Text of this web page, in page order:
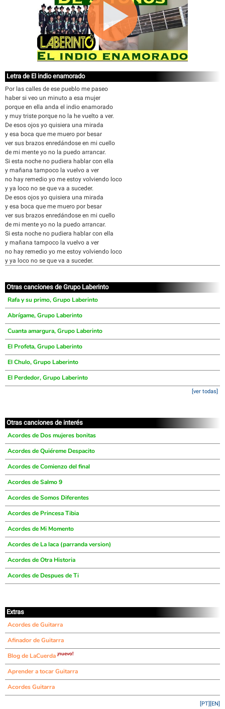
Letra de El indio enamorado
Por las calles de ese pueblo me paseo
haber si veo un minuto a esa mujer
porque en ella anda el indio enamorado
y muy triste porque no la he vuelto a ver.
De esos ojos yo quisiera una mirada
y esa boca que me muero por besar
ver sus brazos enredándose en mi cuello
de mi mente yo no la puedo arrancar.
Si esta noche no pudiera hablar con ella
y mañana tampoco la vuelvo a ver
no hay remedio yo me estoy volviendo loco
y ya loco no se que va a suceder.
De esos ojos yo quisiera una mirada
y esa boca que me muero por besar
ver sus brazos enredándose en mi cuello
de mi mente yo no la puedo arrancar.
Si esta noche no pudiera hablar con ella
y mañana tampoco la vuelvo a ver
no hay remedio yo me estoy volviendo loco
y ya loco no se que va a suceder.
Otras canciones de Grupo Laberinto
Rafa y su primo, Grupo Laberinto
Abrígame, Grupo Laberinto
Cuanta amargura, Grupo Laberinto
El Profeta, Grupo Laberinto
El Chulo, Grupo Laberinto
El Perdedor, Grupo Laberinto
[ver todas]
Otras canciones de interés
Acordes de Dos mujeres bonitas
Acordes de Quiéreme Despacito
Acordes de Comienzo del final
Acordes de Salmo 9
Acordes de Somos Diferentes
Acordes de Princesa Tibia
Acordes de Mi Momento
Acordes de La laca (parranda version)
Acordes de Otra Historia
Acordes de Despues de Ti
Extras
Acordes de Guitarra
Afinador de Guitarra
Blog de LaCuerda ¡nuevo!
Aprender a tocar Guitarra
Acordes Guitarra
[EN]
[PT]